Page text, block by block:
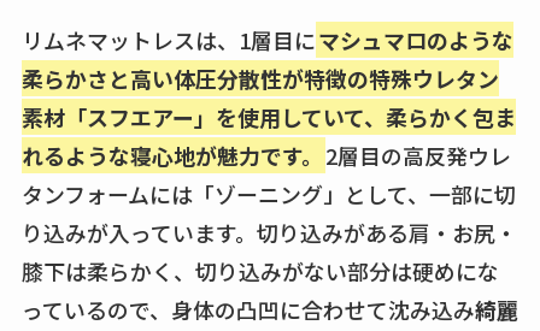
リムネマットレスは、1層目にマシュマロのような
柔らかさと高い体圧分散性が特徴の特殊ウレタン
素材「スフエアー」を使用していて、柔らかく包ま
れるような寝心地が魅力です。 2層目の高反発ウレ
タンフォームには「ゾーニング」として、一部に切
り込みが入っています。切り込みがある肩・お尻・
膝下は柔らかく、切り込みがない部分は硬めにな
っているので、身体の凸凹に合わせて沈み込み綺麗